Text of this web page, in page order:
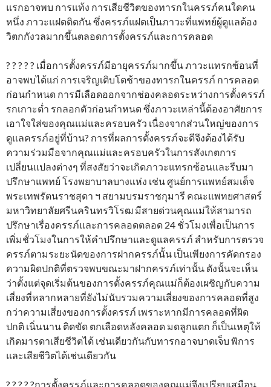
แรกอาจพบ การแท้ง การเสียชีวิตของทารกในครรภ์คนใดคน
หนึ่ง ภาวะแฝดติดกัน ซึ่งครรภ์แฝดเป็นภาวะที่แพทย์ผู้ดูแลต้อง
วิตกกังวลมากขึ้นตลอดการตั้งครรภ์และการคลอด
? ? ? ? ? เมื่อการตั้งครรภ์มีอายุครรภ์มากขึ้น ภาวะแทรกซ้อนที่
อาจพบได้แก่ การเจริญเติบโตช้าของทารกในครรภ์ การคลอด
ก่อนกำหนด การมีเลือดออกจากช่องคลอดระหว่างการตั้งครรภ์
รกเกาะต่ำ รกลอกตัวก่อนกำหนด ซึ่งภาวะเหล่านี้ต้องอาศัยการ
เอาใจใส่ของคุณแม่และครอบครัว เนื่องจากส่วนใหญ่ของการ
ดูแลครรภ์อยู่ที่บ้าน? การที่ผลการตั้งครรภ์จะดีจึงต้องได้รับ
ความร่วมมือจากคุณแม่และครอบครัวในการสังเกตการ
เปลี่ยนแปลงต่างๆ ที่สงสัยว่าจะเกิดภาวะแทรกซ้อนและรีบมา
ปรึกษาแพทย์ โรงพยาบาลบางแห่ง เช่น ศูนย์การแพทย์สมเด็จ
พระเทพรัตนราชสุดา ฯ สยามบรมราชกุมารี คณะแพทยศาสตร์
มหาวิทยาลัยศรีนครินทรวิโรฒ มีสายด่วนคุณแม่ให้สามารถ
ปรึกษาเรื่องครรภ์และการคลอดตลอด 24 ชั่วโมงเพื่อเป็นการ
เพิ่มชั่วโมงในการให้คำปรึกษาและดูแลครรภ์ สำหรับการตรวจ
ครรภ์ตามระยะนัดของการฝากครรภ์นั้น เป็นเพียงการคัดกรอง
ความผิดปกติที่ตรวจพบขณะมาฝากครรภ์เท่านั้น ดังนั้นจะเห็น
ว่าตั้งแต่จุดเริ่มต้นของการตั้งครรภ์คุณแม่ก็ต้องเผชิญกับความ
เสี่ยงที่หลากหลายที่ยังไม่นับรวมความเสี่ยงของการคลอดที่สูง
กว่าความเสี่ยงของการตั้งครรภ์ เพราะหากมีการคลอดที่ผิด
ปกติ เนิ่นนาน ติดขัด ตกเลือดหลังคลอด มดลูกแตก ก็เป็นเหตุให้
เกิดมารดาเสียชีวิตได้ เช่นเดียวกันกับทารกอาจบาดเจ็บ พิการ
และเสียชีวิตได้เช่นเดียวกัน
? ? ? ? ?การตั้งครรภ์และการคลอดของคุณแม่จึงเปรียบเสมือน